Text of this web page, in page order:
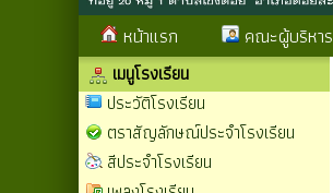
หน้าแรก คณะผู้บริหาร
เมนูโรงเรียน
ประวัติโรงเรียน
ตราสัญลักษณ์ประจำโรงเรียน
สีประจำโรงเรียน